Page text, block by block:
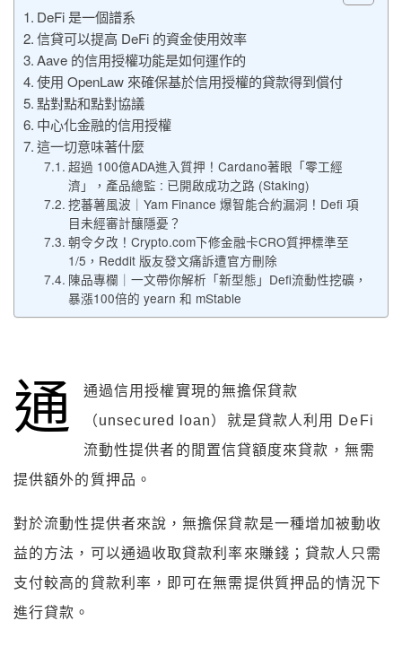
DeFi 是一個譜系
信貸可以提高 DeFi 的資金使用效率
Aave 的信用授權功能是如何運作的
使用 OpenLaw 來確保基於信用授權的貸款得到償付
點對點和點對協議
中心化金融的信用授權
這一切意味著什麼
超過 100億ADA進入質押！Cardano著眼「零工經
濟」，產品總監 : 已開啟成功之路 (Staking)
挖蕃薯風波｜Yam Finance 爆智能合約漏洞！Defi 項
目未經審計釀隱憂？
朝令夕改！Crypto.com下修金融卡CRO質押標準至
1/5，Reddit 版友發文痛訴遭官方刪除
陳品專欄｜一文帶你解析「新型態」Defi流動性挖礦，
暴漲100倍的 yearn 和 mStable
通
通過信用授權實現的無擔保貸款
（unsecured loan）就是貸款人利用 DeFi
流動性提供者的閒置信貸額度來貸款，無需
提供額外的質押品。
對於流動性提供者來說，無擔保貸款是一種增加被動收
益的方法，可以通過收取貸款利率來賺錢；貸款人只需
支付較高的貸款利率，即可在無需提供質押品的情況下
進行貸款。